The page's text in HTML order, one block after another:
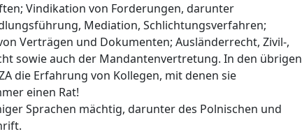
Vindikation von Forderungen, darunter
Mediation, Schlichtungsverfahren;
Verträgen und Dokumenten; Ausländerrecht, Zivil-,
sowie auch der Mandantenvertretung. In den übrigen
die Erfahrung von Kollegen, mit denen sie
einen Rat!
Sprachen mächtig, darunter des Polnischen und